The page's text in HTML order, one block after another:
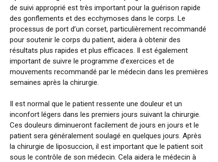
de suivi approprié est très important pour la guérison rapide
des gonflements et des ecchymoses dans le corps. Le
processus de port d’un corset, particulièrement recommandé
pour soutenir le corps du patient, aidera à obtenir des
résultats plus rapides et plus efficaces. Il est également
important de suivre le programme d’exercices et de
mouvements recommandé par le médecin dans les premières
semaines après la chirurgie.
Il est normal que le patient ressente une douleur et un
inconfort légers dans les premiers jours suivant la chirurgie.
Ces douleurs diminueront facilement de jours en jours et le
patient sera généralement soulagé en quelques jours. Après
la chirurgie de liposuccion, il est important que le patient soit
sous le contrôle de son médecin. Cela aidera le médecin à